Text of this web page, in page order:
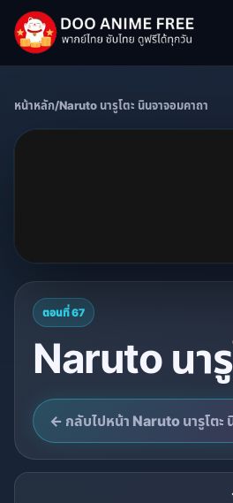
หน้าหลัก/Naruto นารูโตะ นินจาจอมคาถา
ตอนที่ 67
Naruto นา
← กลับไปหน้า Naruto นารูโตะ